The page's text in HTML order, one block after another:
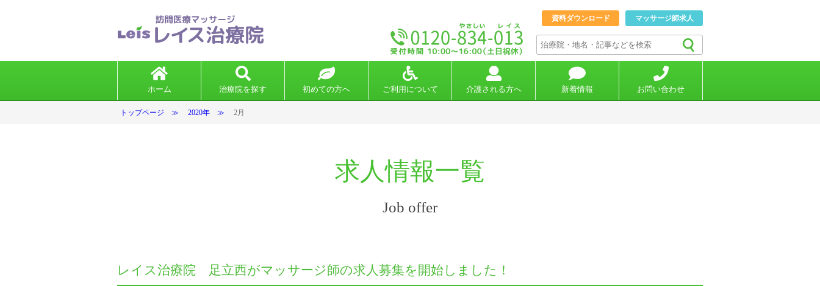
資料ダウンロード マッサージ師求人
ホーム 治療院を探す 初めての方へ ご利用について 介護される方へ 新着情報 お問い合わせ
トップページ 2020年 2月
求人情報一覧
Job offer
レイス治療院 足立西がマッサージ師の求人募集を開始しました！